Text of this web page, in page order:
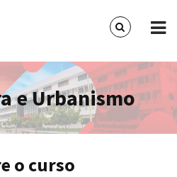
e Urbanismo
o curso